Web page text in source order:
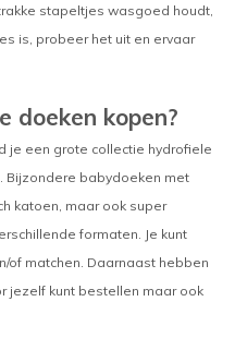
stapeltjes wasgoed houdt,
is, probeer het uit en ervaar
doeken kopen?
je een grote collectie hydrofiele
Bijzondere babydoeken met
katoen, maar ook super
formaten. Je kunt
of matchen. Daarnaast hebben
jezelf kunt bestellen maar ook